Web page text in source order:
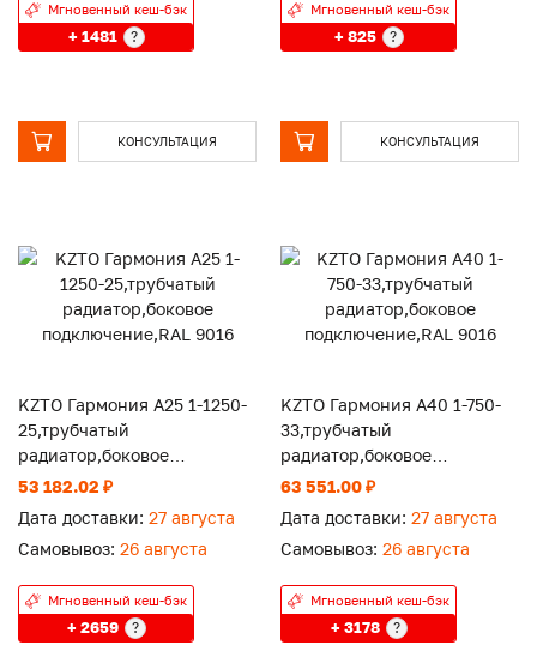
Мгновенный кеш-бэк
+ 1481 ?
КОНСУЛЬТАЦИЯ
Мгновенный кеш-бэк
+ 825 ?
КОНСУЛЬТАЦИЯ
KZTO Гармония А25 1-1250-
25,трубчатый
радиатор,боковое
подключение,RAL 9016
53 182.02 ₽
Дата доставки: 27 августа
Самовывоз: 26 августа
Мгновенный кеш-бэк
+ 2659 ?
KZTO Гармония А40 1-750-
33,трубчатый
радиатор,боковое
подключение,RAL 9016
63 551.00 ₽
Дата доставки: 27 августа
Самовывоз: 26 августа
Мгновенный кеш-бэк
+ 3178 ?